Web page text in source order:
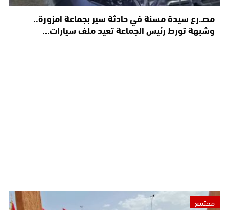
مصـ.رع سيدة مسنة في حادثة سير بجماعة امزورة..
وشبهة تورط رئيس الجماعة تعيد ملف سيارات…
مجتمع